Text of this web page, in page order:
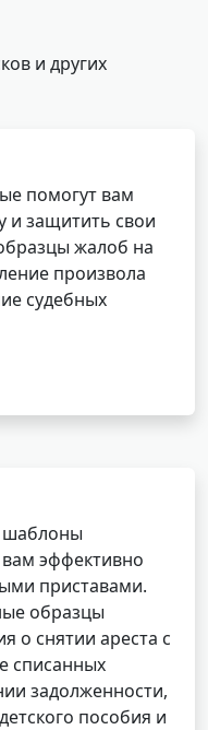
и других
помогут вам
и защитить свои
жалоб на
произвола
судебных
шаблоны
эффективно
приставами.
образцы
о снятии ареста с
списанных
задолженности,
пособия и